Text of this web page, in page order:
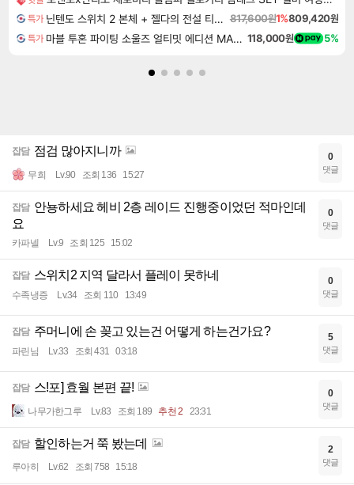
특가 닌텐도 스위치 2 본체 + 젤다의 전설 티어스 오브 더 킹덤 닌텐도 스위치 2 에디션 + 젤다의 전설 브레스 오브 더 와일드 닌텐도 스위치 2 에디션 번들 817,600원1%809,420원
특가 마블 투혼 파이팅 소울즈 얼티밋 에디션 MARVEL Tokon Fighting Souls Ultimate Edition 118,000원 5%
잡담 점검 많아지니까
무희 Lv.90 조회 136 15:27
0
댓글
잡담 안뇽하세요 헤비 2층 레이드 진행중이었던 적마인데
요
카파넬 Lv.9 조회 125 15:02
0
댓글
잡담 스위치2 지역 달라서 플레이 못하네
수족냉증 Lv.34 조회 110 13:49
0
댓글
잡담 주머니에 손 꽂고 있는건 어떻게 하는건가요?
파린님 Lv.33 조회 431 03:18
5
댓글
잡담 스!포] 효월 본편 끝!
나무가한그루 Lv.83 조회 189 추천 2 23:31
0
댓글
잡담 할인하는거 쭉 봤는데
루아히 Lv.62 조회 758 15:18
2
댓글